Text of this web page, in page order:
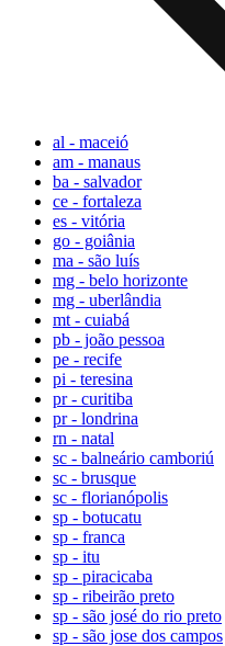
al - maceió
am - manaus
ba - salvador
ce - fortaleza
es - vitória
go - goiânia
ma - são luís
mg - belo horizonte
mg - uberlândia
mt - cuiabá
pb - joão pessoa
pe - recife
pi - teresina
pr - curitiba
pr - londrina
rn - natal
sc - balneário camboriú
sc - brusque
sc - florianópolis
sp - botucatu
sp - franca
sp - itu
sp - piracicaba
sp - ribeirão preto
sp - são josé do rio preto
sp - são jose dos campos